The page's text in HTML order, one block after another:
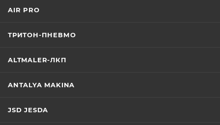
AIR PRO
ТРИТОН-ПНЕВМО
ALTMALER-ЛКП
ANTALYA MAKINA
JSD JESDA